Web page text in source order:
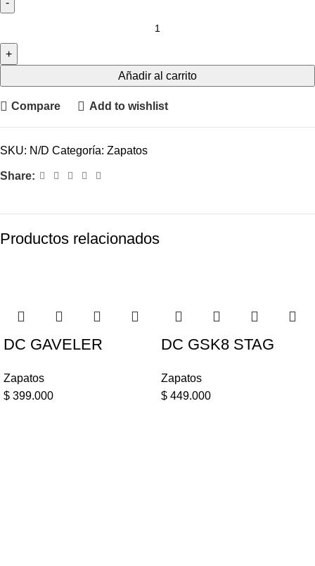
Añadir al carrito
Compare Add to wishlist
SKU: N/D Categoría: Zapatos
Share:
Productos relacionados
DC GAVELER
Zapatos
$ 399.000
DC GSK8 STAG
Zapatos
$ 449.000